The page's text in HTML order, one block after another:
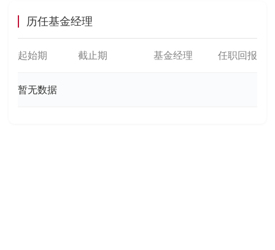
历任基金经理
起始期 截止期 基金经理 任职回报
暂无数据